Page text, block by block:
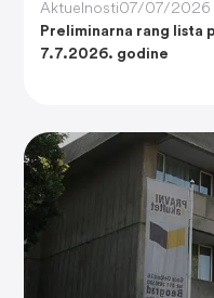
Aktuelnosti07/07/2026
Preliminarna rang lista
7.7.2026. godine